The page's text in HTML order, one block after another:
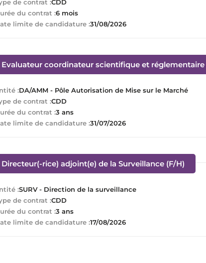
de contrat :CDD
du contrat :6 mois
limite de candidature :31/08/2026
Evaluateur coordinateur scientifique et réglementaire
:DA/AMM - Pôle Autorisation de Mise sur le Marché
de contrat :CDD
du contrat :3 ans
limite de candidature :31/07/2026
Directeur(-rice) adjoint(e) de la Surveillance (F/H)
:SURV - Direction de la surveillance
de contrat :CDD
du contrat :3 ans
limite de candidature :17/08/2026